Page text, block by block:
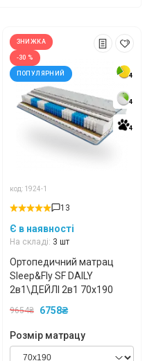
4
4
4
ЗНИЖКА
-30 %
ПОПУЛЯРНИЙ
код: 1924-1
13
Є в наявності
На складі: 3 шт
4
4
4
Ортопедичний матрац
Sleep&Fly SF DAILY
2в1\ДЕЙЛІ 2в1 70x190
9654₴ 6758₴
Розмір матрацу